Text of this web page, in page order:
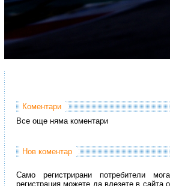
Коментари
Все още няма коментари
Нов коментар
Само регистрирани потребители
регистрация можете да влезете в